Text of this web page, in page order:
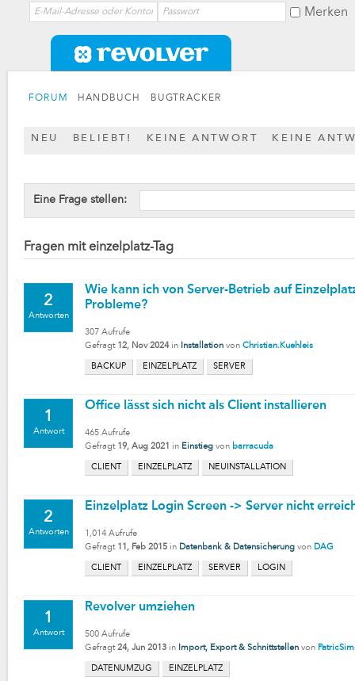
Merken
FORUM HANDBUCH BUGTRACKER
NEU BELIEBT! KEINE ANTWORT KEINE
Eine Frage stellen:
Fragen mit einzelplatz-Tag
2
Antworten
Wie kann ich von Server-Betrieb auf
Probleme?
307 Aufrufe
Gefragt 12, Nov 2024 in Installation von Christian.Kuehleis
BACKUP EINZELPLATZ SERVER
1
Antwort
Office lässt sich nicht als Client installieren
465 Aufrufe
Gefragt 19, Aug 2021 in Einstieg von barracuda
CLIENT EINZELPLATZ NEUINSTALLATION
2
Antworten
Einzelplatz Login Screen -> Server nicht
1,014 Aufrufe
Gefragt 11, Feb 2015 in Datenbank & Datensicherung von DAG
CLIENT EINZELPLATZ SERVER LOGIN
1
Antwort
Revolver umziehen
500 Aufrufe
Gefragt 24, Jun 2013 in Import, Export & Schnittstellen von
DATENUMZUG EINZELPLATZ